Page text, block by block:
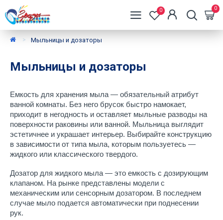
0 0
Мыльницы и дозаторы
Мыльницы и дозаторы
Емкость для хранения мыла — обязательный атрибут
ванной комнаты. Без него брусок быстро намокает,
приходит в негодность и оставляет мыльные разводы на
поверхности раковины или ванной. Мыльница выглядит
эстетичнее и украшает интерьер. Выбирайте конструкцию
в зависимости от типа мыла, которым пользуетесь —
жидкого или классического твердого.
Дозатор для жидкого мыла — это емкость с дозирующим
клапаном. На рынке представлены модели с
механическим или сенсорным дозатором. В последнем
случае мыло подается автоматически при поднесении
рук.